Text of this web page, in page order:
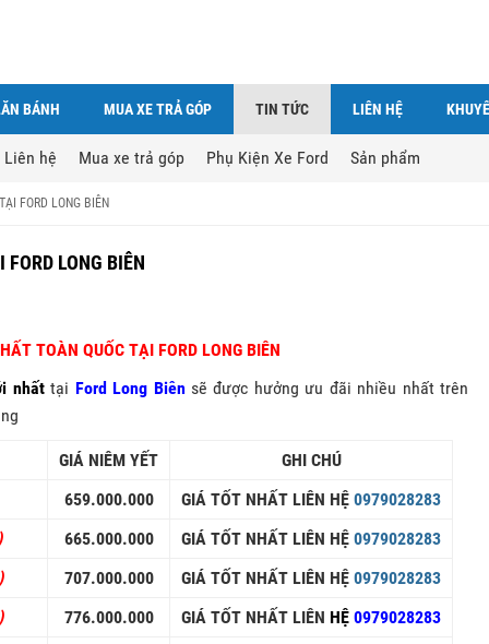
BÁNH MUA XE TRẢ GÓP TIN TỨC LIÊN HỆ
Liên hệ Mua xe trả góp Phụ Kiện Xe Ford Sản phẩm
FORD LONG BIÊN
LONG BIÊN
TOÀN QUỐC TẠI FORD LONG BIÊN
nhấttại Ford Long Biênsẽ được hưởng ưu đãi nhiều nhất trên
GIÁ NIÊM YẾT
GHI CHÚ
659.000.000
GIÁ TỐT NHẤT LIÊN HỆ 0979028283
665.000.000 GIÁ TỐT NHẤT LIÊN HỆ 0979028283
707.000.000 GIÁ TỐT NHẤT LIÊN HỆ 0979028283
776.000.000 GIÁ TỐT NHẤT LIÊN HỆ 0979028283